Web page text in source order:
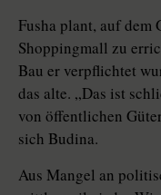
Fusha plant, auf dem
Shoppingmall zu
Bau er verpflichtet
das alte. „Das ist
von öffentlichen
sich Budina.
Aus Mangel an